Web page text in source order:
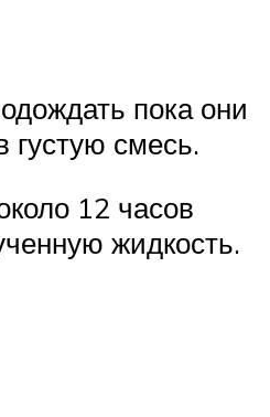
пока они
густую смесь.
12 часов
жидкость.